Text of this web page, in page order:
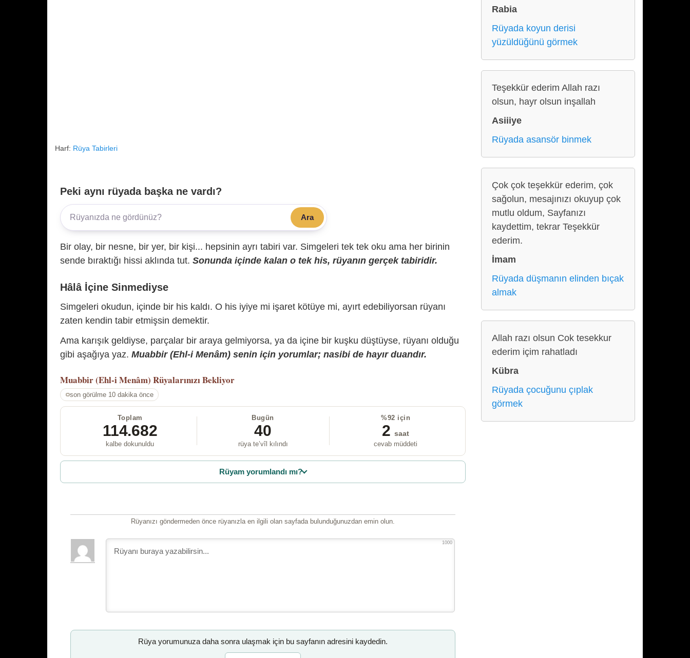
Harf: Rüya Tabirleri
Peki aynı rüyada başka ne vardı?
Ara
Bir olay, bir nesne, bir yer, bir kişi... hepsinin ayrı tabiri var. Simgeleri tek tek oku ama her birinin
sende bıraktığı hissi aklında tut. Sonunda içinde kalan o tek his, rüyanın gerçek tabiridir.
Hâlâ İçine Sinmediyse
Simgeleri okudun, içinde bir his kaldı. O his iyiye mi işaret kötüye mi, ayırt edebiliyorsan rüyanı
zaten kendin tabir etmişsin demektir.
Ama karışık geldiyse, parçalar bir araya gelmiyorsa, ya da içine bir kuşku düştüyse, rüyanı olduğu
gibi aşağıya yaz. Muabbir (Ehl-i Menâm) senin için yorumlar; nasibi de hayır duandır.
Muabbir (Ehl-i Menâm) Rüyalarınızı Bekliyor
son görülme 10 dakika önce
Toplam
114.682
kalbe dokunuldu
Bugün
40
rüya te’vîl kılındı
%92 için
2 saat
cevab müddeti
Rüyam yorumlandı mı?
Rüyanızı göndermeden önce rüyanızla en ilgili olan sayfada bulunduğunuzdan emin olun.
1000
Rüya yorumunuza daha sonra ulaşmak için bu sayfanın adresini kaydedin.
Rabia
Rüyada koyun derisi
yüzüldüğünü görmek
Teşekkür ederim Allah razı
olsun, hayr olsun inşallah
Asiiiye
Rüyada asansör binmek
Çok çok teşekkür ederim, çok
sağolun, mesajınızı okuyup çok
mutlu oldum, Sayfanızı
kaydettim, tekrar Teşekkür
ederim.
İmam
Rüyada düşmanın elinden bıçak
almak
Allah razı olsun Cok tesekkur
ederim içim rahatladı
Kübra
Rüyada çocuğunu çıplak
görmek